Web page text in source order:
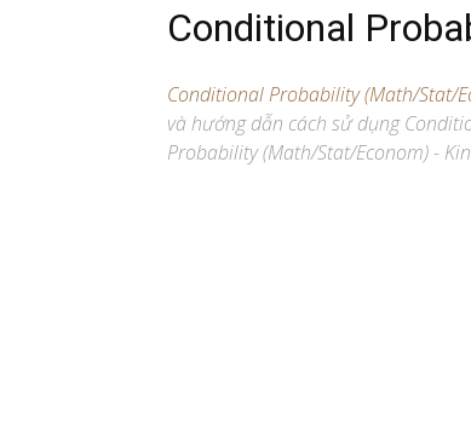
Conditional
Conditional Probability (Math/Stat/
và hướng dẫn cách sử dụng
Probability (Math/Stat/Econom) -